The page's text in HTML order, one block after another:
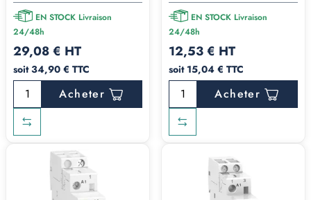
EN STOCK Livraison
24/48h
29,08 € HT
soit 34,90 € TTC
Acheter
EN STOCK Livraison
24/48h
12,53 € HT
soit 15,04 € TTC
Acheter